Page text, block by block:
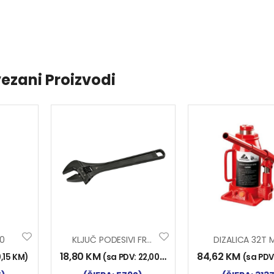
Proizvodi
KM)
KLJUČ PODESIVI FRANCUZ 200 Mm
18,80 KM (sa PDV: 22,00KM
DIZALICA 32T
84,62 KM (sa